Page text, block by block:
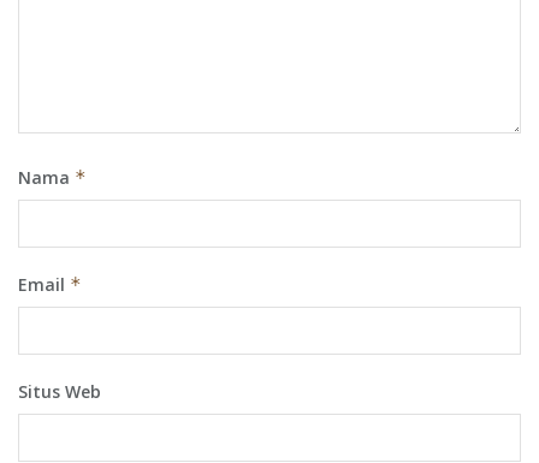
Nama *
Email *
Situs Web